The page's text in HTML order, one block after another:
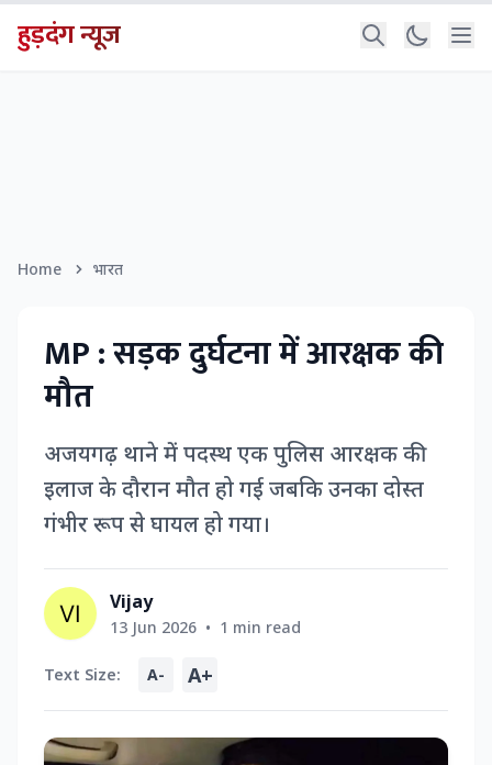
हुड़दंग न्यूज
Home भारत
MP : सड़क दुर्घटना में आरक्षक की
मौत
अजयगढ़ थाने में पदस्थ एक पुलिस आरक्षक की
इलाज के दौरान मौत हो गई जबकि उनका दोस्त
गंभीर रूप से घायल हो गया।
Vijay
13 Jun 2026 • 1 min read
Text Size: A- A+